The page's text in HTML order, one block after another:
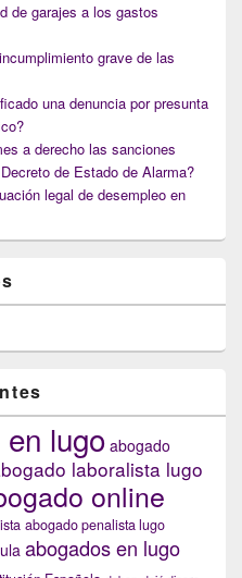
de garajes a los gastos
grave de las
una denuncia por presunta
a derecho las sanciones
de Estado de Alarma?
legal de desempleo en
lugo abogado
laboralista lugo
online
abogado penalista lugo
abogados en lugo